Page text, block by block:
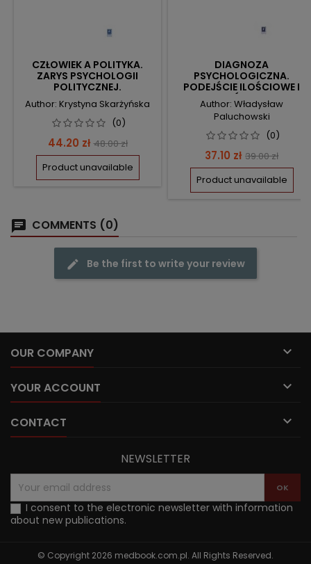
CZŁOWIEK A POLITYKA.
ZARYS PSYCHOLOGII
POLITYCZNEJ.
Author: Krystyna Skarżyńska
(0)
Price
44.20 zł Regular
price
48.00 zł
Product unavailable
DIAGNOZA
PSYCHOLOGICZNA.
PODEJŚCIE ILOŚCIOWE I
JAKOŚCIOWE.
Author: Władysław
Paluchowski
(0)
Price
37.10 zł Regular
price
39.00 zł
Product unavailable
COMMENTS (0)
Be the first to write your review
OUR COMPANY 
YOUR ACCOUNT 
CONTACT 
NEWSLETTER
I consent to the electronic newsletter with information
about new publications.
© Copyright 2026 medbook.com.pl. All Rights Reserved.